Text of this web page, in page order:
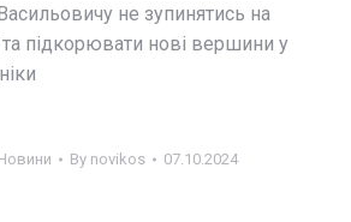
не зупинятись на
підкорювати нові вершини у
By novikos 07.10.2024